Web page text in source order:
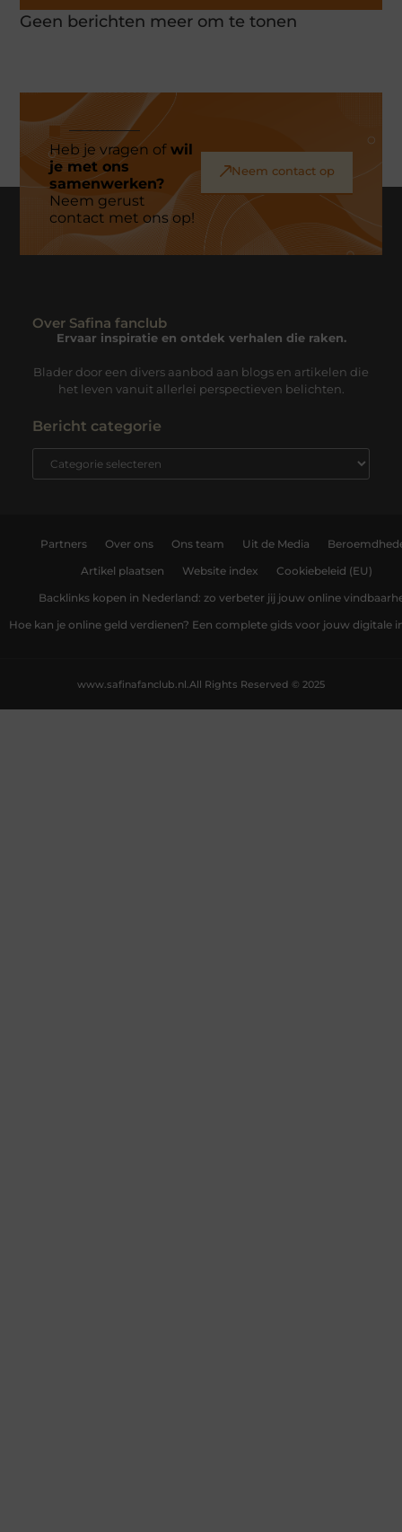
Geen berichten meer om te tonen
Heb je vragen ofwil
je met ons
samenwerken?
Neem gerust
contact met ons op!
Neem contact op
Over Safina fanclub
Ervaar inspiratie en ontdek verhalen die raken.
Blader door een divers aanbod aan blogs en artikelen die
het leven vanuit allerlei perspectieven belichten.
Bericht categorie
Partners Over ons Ons team Uit de Media
Artikel plaatsen Website index Cookiebeleid (EU)
Backlinks kopen in Nederland: zo verbeter jij jouw online
Hoe kan je online geld verdienen? Een complete gids voor jouw digitale
All Rights Reserved © 2025
www.safinafanclub.nl.